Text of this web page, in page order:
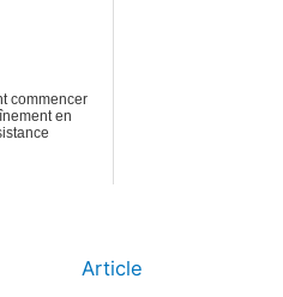
commencer
en
Article